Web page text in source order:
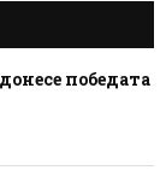
победата